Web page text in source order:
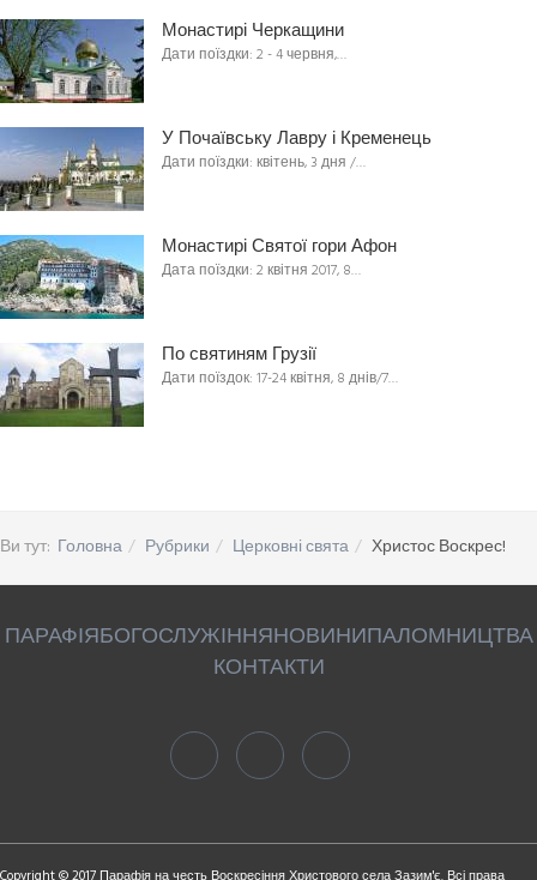
Монастирі Черкащини
Дати поїздки: 2 - 4 червня,…
У Почаївську Лавру і Кременець
Дати поїздки: квітень, 3 дня /…
Монастирі Святої гори Афон
Дата поїздки: 2 квітня 2017, 8…
По святиням Грузії
Дати поїздок: 17-24 квітня, 8 днів/7…
Ви тут: Головна Рубрики Церковні свята Христос Воскрес!
ПАРАФІЯБОГОСЛУЖІННЯНОВИНИПАЛОМНИЦТВА
КОНТАКТИ